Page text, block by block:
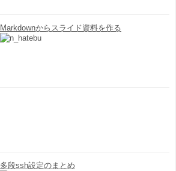
Markdownからスライド資料を作る
多段ssh設定のまとめ